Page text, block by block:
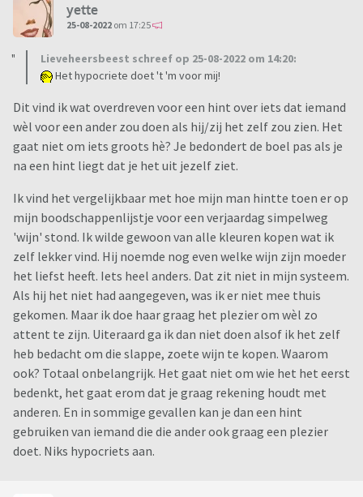
yette
25-08-2022 om 17:25
Lieveheersbeest schreef op 25-08-2022 om 14:20:
Het hypocriete doet 't 'm voor mij!
Dit vind ik wat overdreven voor een hint over iets dat iemand
wèl voor een ander zou doen als hij/zij het zelf zou zien. Het
gaat niet om iets groots hè? Je bedondert de boel pas als je
na een hint liegt dat je het uit jezelf ziet.
Ik vind het vergelijkbaar met hoe mijn man hintte toen er op
mijn boodschappenlijstje voor een verjaardag simpelweg
'wijn' stond. Ik wilde gewoon van alle kleuren kopen wat ik
zelf lekker vind. Hij noemde nog even welke wijn zijn moeder
het liefst heeft. Iets heel anders. Dat zit niet in mijn systeem.
Als hij het niet had aangegeven, was ik er niet mee thuis
gekomen. Maar ik doe haar graag het plezier om wèl zo
attent te zijn. Uiteraard ga ik dan niet doen alsof ik het zelf
heb bedacht om die slappe, zoete wijn te kopen. Waarom
ook? Totaal onbelangrijk. Het gaat niet om wie het het eerst
bedenkt, het gaat erom dat je graag rekening houdt met
anderen. En in sommige gevallen kan je dan een hint
gebruiken van iemand die die ander ook graag een plezier
doet. Niks hypocriets aan.